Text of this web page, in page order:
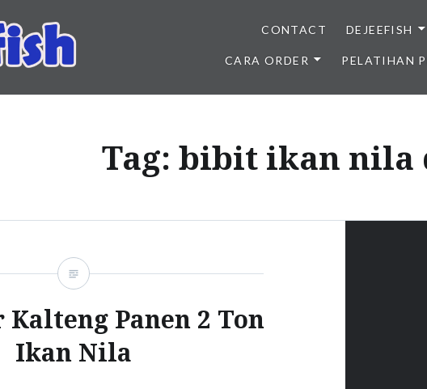
BENIH IKAN
CONTACT DEJEEFISH
CARA ORDER PELATIHAN
Tag: bibit ikan nila
Panen 2 Ton
Ikan Nila